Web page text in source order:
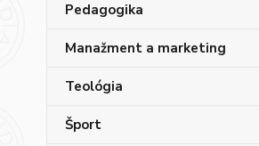
Pedagogika
Manažment a marketing
Teológia
Šport